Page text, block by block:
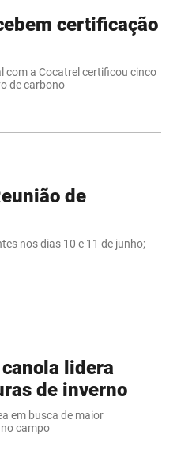
certificação
com a Cocatrel certificou cinco
de carbono
de
nos dias 10 e 11 de junho;
lidera
de inverno
em busca de maior
campo